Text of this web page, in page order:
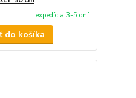
expedícia 3-5 dní
do košíka